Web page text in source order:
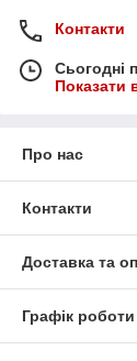
Контакти
Сьогодні
Показати
Про нас
Контакти
Доставка та
Графік роботи